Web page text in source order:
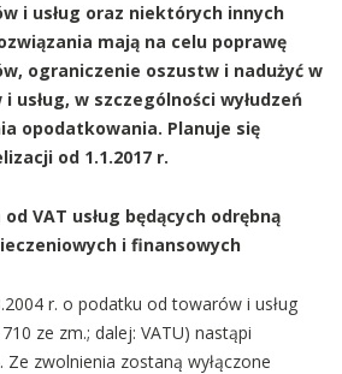
i usług oraz niektórych innych
mają na celu poprawę
ograniczenie oszustw i nadużyć w
usług, w szczególności wyłudzeń
opodatkowania. Planuje się
od 1.1.2017 r.
VAT usług będących odrębną
i finansowych
r. o podatku od towarów i usług
ze zm.; dalej: VATU) nastąpi
Ze zwolnienia zostaną wyłączone